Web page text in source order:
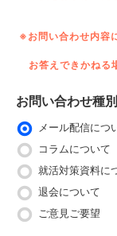
※お問い合わせ内容
お答えできかねる
お問い合わせ種別
メール配信につ
コラムについて
就活対策資料に
退会について
ご意見ご要望